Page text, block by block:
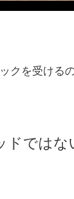
クを受ける
ドでは